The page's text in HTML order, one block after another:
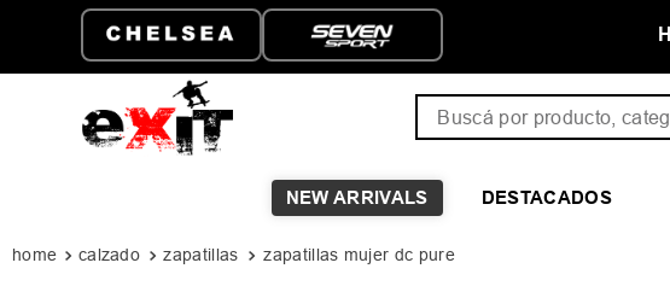
A PARTIR DE
HASTA 6 CUOTAS SIN INTERÉS
NEW ARRIVALS DESTACADOS
calzado zapatillas zapatillas mujer dc pure